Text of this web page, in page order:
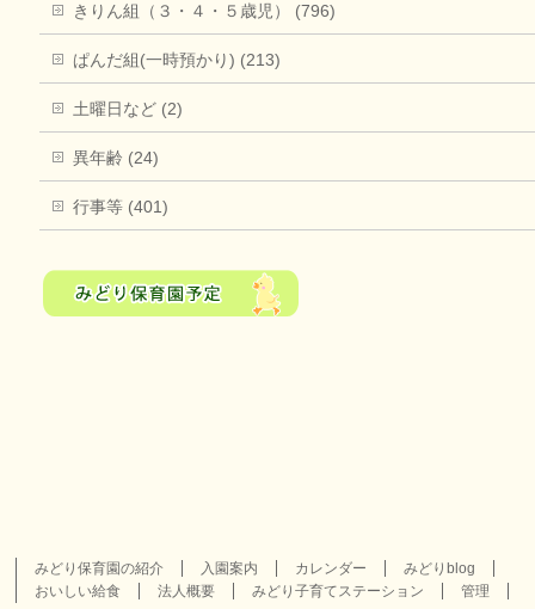
きりん組（３・４・５歳児） (796)
ぱんだ組(一時預かり) (213)
土曜日など (2)
異年齢 (24)
行事等 (401)
みどり保育園の紹介 入園案内 カレンダー
みどりblog
おいしい給食
法人概要 みどり子育てステーション 管理